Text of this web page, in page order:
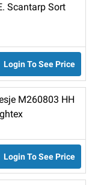
Scantarp Sort
Login To See Price
M260803 HH
Login To See Price